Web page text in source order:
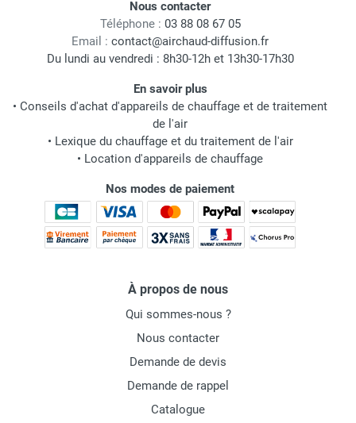
Nous contacter
Téléphone : 03 88 08 67 05
Email : contact@airchaud-diffusion.fr
Du lundi au vendredi : 8h30-12h et 13h30-17h30
En savoir plus
• Conseils d'achat d'appareils de chauffage et de traitement
de l'air
• Lexique du chauffage et du traitement de l'air
• Location d'appareils de chauffage
Nos modes de paiement
À propos de nous
Qui sommes-nous ?
Nous contacter
Demande de devis
Demande de rappel
Catalogue